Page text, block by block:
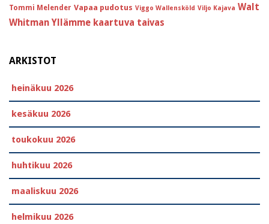
Tommi Melender Vapaa pudotus Viggo Wallensköld Viljo Kajava Walt
Whitman Yllämme kaartuva taivas
ARKISTOT
heinäkuu 2026
kesäkuu 2026
toukokuu 2026
huhtikuu 2026
maaliskuu 2026
helmikuu 2026